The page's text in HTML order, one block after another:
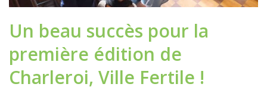
Un beau succès pour la
première édition de
Charleroi, Ville Fertile !